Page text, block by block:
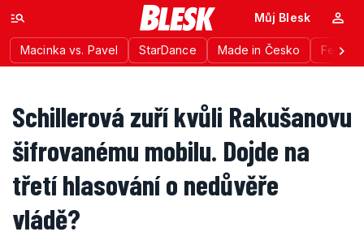
Macinka vs. Pavel StarDance Made in Česko
Můj Blesk
Schillerová zuří kvůli Rakušanovu
šifrovanému mobilu. Dojde na
třetí hlasování o nedůvěře
vládě?